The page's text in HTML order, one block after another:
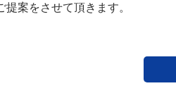
案をさせて頂きます。